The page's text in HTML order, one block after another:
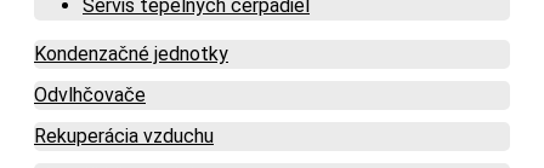
Servis tepelných čerpadiel
Kondenzačné jednotky
Odvlhčovače
Rekuperácia vzduchu